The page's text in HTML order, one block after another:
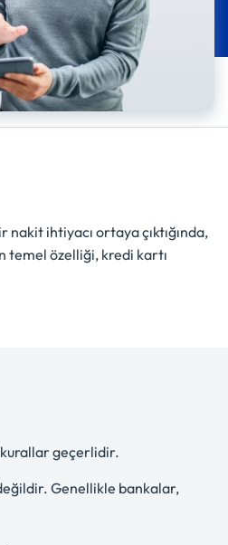
ihtiyacı ortaya çıktığında,
temel özelliği, kredi kartı
kurallar geçerlidir.
Genellikle bankalar,